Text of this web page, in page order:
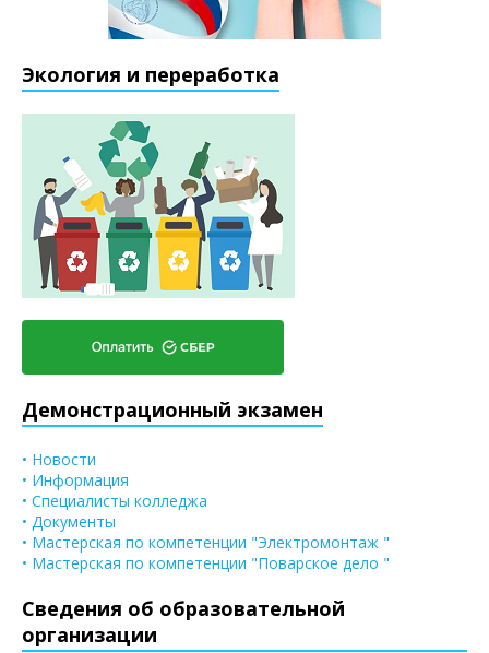
Экология и переработка
Демонстрационный экзамен
• Новости
• Информация
• Специалисты колледжа
• Документы
• Мастерская по компетенции "Электромонтаж "
• Мастерская по компетенции "Поварское дело "
Сведения об образовательной
организации